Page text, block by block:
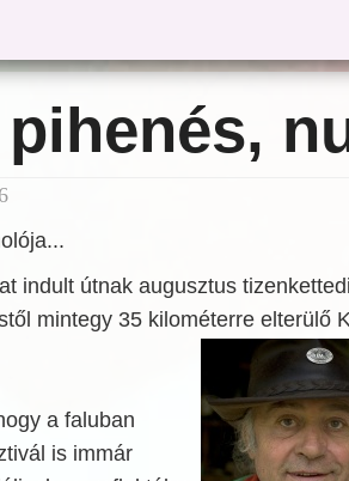
indult útnak augusztus
mintegy 35 kilométerre elterülő
a faluban
is immár